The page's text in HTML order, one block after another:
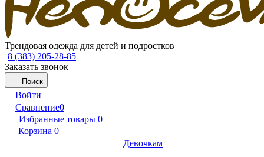
Трендовая одежда для детей и подростков
8 (383) 205-28-85
Заказать звонок
Поиск
Войти
Сравнение0
Избранные товары 0
Корзина 0
Девочкам